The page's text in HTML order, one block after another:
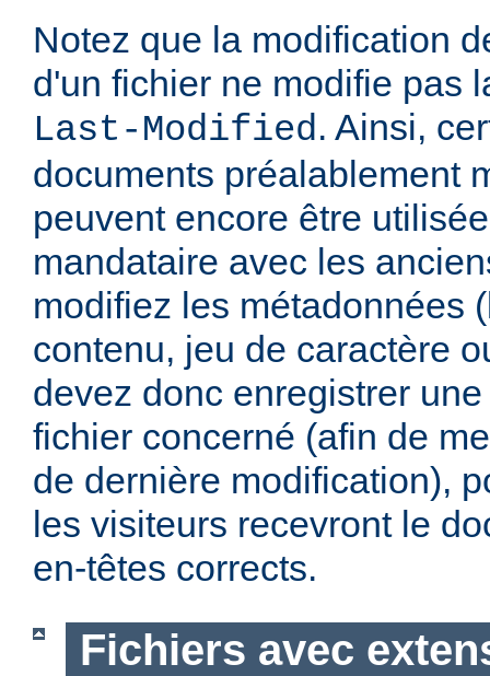
Notez que la modification
d'un fichier ne modifie pas
Last-Modified. Ainsi,
documents préalablement
peuvent encore être
mandataire avec les
modifiez les métadonnées
contenu, jeu de caractère
devez donc enregistrer
fichier concerné (afin de
de dernière modification),
les visiteurs recevront le
en-têtes corrects.
Fichiers avec